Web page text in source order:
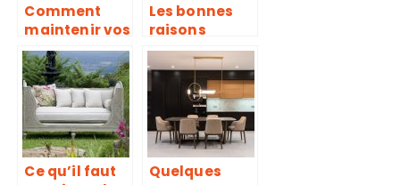
Comment
maintenir vos
enfants en
pleine santé ?
Les bonnes
raisons
d’opter pour
un chauffe
electrique
Ce qu’il faut
Quelques